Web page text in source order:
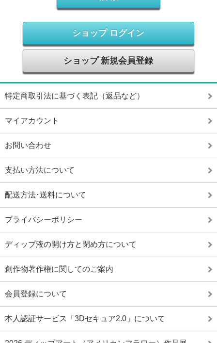
ショップ ログイン
ショップ 新規会員登録
特定商取引法に基づく表記（返品など）
マイアカウント
お問い合わせ
支払い方法について
配送方法･送料について
プライバシーポリシー
ディップ液の開け方と閉め方について
創作物著作権に関してのご案内
会員登録について
本人認証サービス「3Dセキュア2.0」について